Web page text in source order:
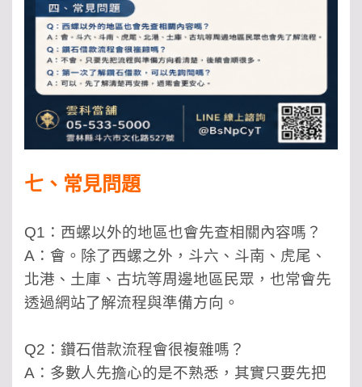
七、常見問題
Q1：西螺以外的地區也會先查相關內容嗎？
A：會。除了西螺之外，斗六、斗南、虎尾、
北港、土庫、古坑等周邊地區民眾，也常會先
透過網站了解流程與準備方向。
Q2：鑽石借款流程會很複雜嗎？
A：多數人先擔心的是不熟悉，其實只要先把